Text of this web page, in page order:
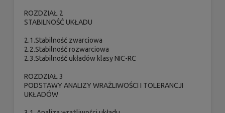
ROZDZIAŁ 2
STABILNOŚĆ UKŁADU
2.1.Stabilność zwarciowa
2.2.Stabilność rozwarciowa
2.3.Stabilność układów klasy NIC-RC
ROZDZIAŁ 3
PODSTAWY ANALIZY WRAŻLIWOŚCI I TOLERANCJI
UKŁADÓW